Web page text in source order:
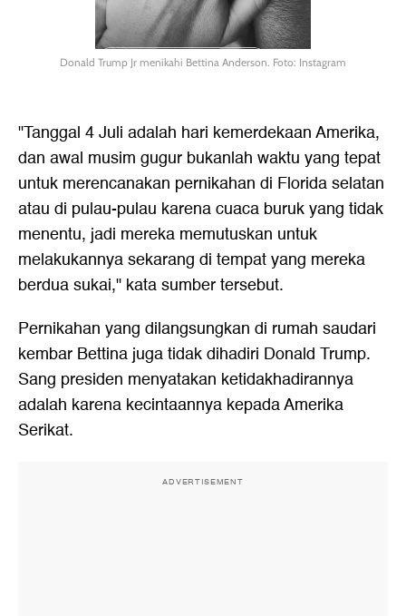
Donald Trump Jr menikahi Bettina Anderson. Foto: Instagram
"Tanggal 4 Juli adalah hari kemerdekaan Amerika,
dan awal musim gugur bukanlah waktu yang tepat
untuk merencanakan pernikahan di Florida selatan
atau di pulau-pulau karena cuaca buruk yang tidak
menentu, jadi mereka memutuskan untuk
melakukannya sekarang di tempat yang mereka
berdua sukai," kata sumber tersebut.
Pernikahan yang dilangsungkan di rumah saudari
kembar Bettina juga tidak dihadiri Donald Trump.
Sang presiden menyatakan ketidakhadirannya
adalah karena kecintaannya kepada Amerika
Serikat.
ADVERTISEMENT